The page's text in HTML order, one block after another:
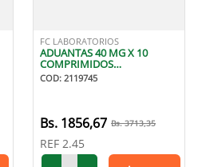
FC LABORATORIOS
ADUANTAS 40 MG X 10
COMPRIMIDOS
RECUBIERTOS
COD: 2119745
1856,67 3713,35
REF 2.45